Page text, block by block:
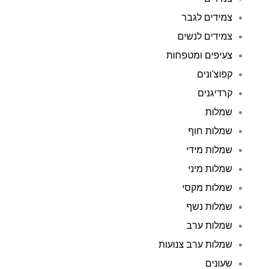
צמידים לגבר
צמידים לנשים
צעיפים ומטפחות
קפוצ'ונים
קרדיגנים
שמלות
שמלות חוף
שמלות מידי
שמלות מיני
שמלות מקסי
שמלות נשף
שמלות ערב
שמלות ערב צנועות
שעונים